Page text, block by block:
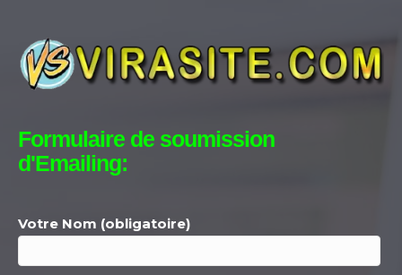
Formulaire de soumission
d'Emailing:
Votre Nom (obligatoire)